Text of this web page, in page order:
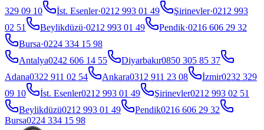
329 09 10
İst. Esenler·0212 993 01 49 Şirinevler·0212 993
02 51
Beylikdüzü·0212 993 01 49 Pendik·0216 606 29 32
Bursa·0224 334 15 98
Antalya0242 606 14 55 Diyarbakır0850 305 85 37
Adana0322 911 02 54 Ankara0312 911 23 08 İzmir0232 329
09 10
İst. Esenler0212 993 01 49 Şirinevler0212 993 02 51
Beylikdüzü0212 993 01 49 Pendik0216 606 29 32
Bursa0224 334 15 98